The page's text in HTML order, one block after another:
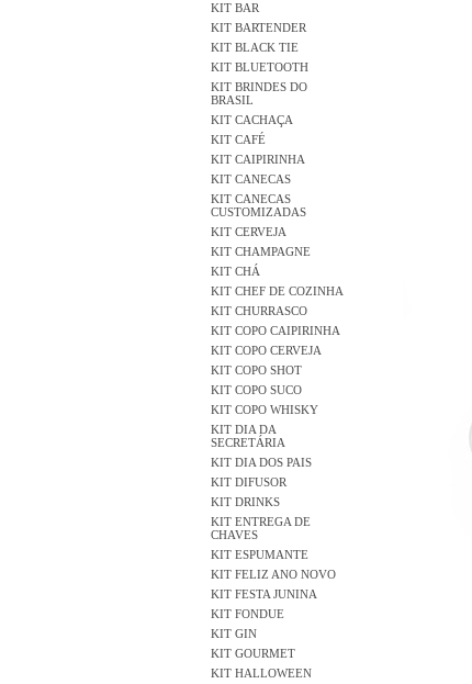
KIT BAR
KIT BARTENDER
KIT BLACK TIE
KIT BLUETOOTH
KIT BRINDES DO
BRASIL
KIT CACHAÇA
KIT CAFÉ
KIT CAIPIRINHA
KIT CANECAS
KIT CANECAS
CUSTOMIZADAS
KIT CERVEJA
KIT CHAMPAGNE
KIT CHÁ
KIT CHEF DE COZINHA
KIT CHURRASCO
KIT COPO CAIPIRINHA
KIT COPO CERVEJA
KIT COPO SHOT
KIT COPO SUCO
KIT COPO WHISKY
KIT DIA DA
SECRETÁRIA
KIT DIA DOS PAIS
KIT DIFUSOR
KIT DRINKS
KIT ENTREGA DE
CHAVES
KIT ESPUMANTE
KIT FELIZ ANO NOVO
KIT FESTA JUNINA
KIT FONDUE
KIT GIN
KIT GOURMET
KIT HALLOWEEN